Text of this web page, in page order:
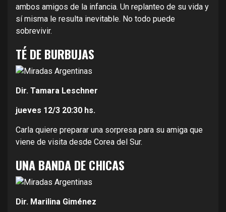
ambos amigos de la infancia. Un replanteo de su vida y
sí misma le resulta inevitable. No todo puede
sobrevivir.
TÉ DE BURBUJAS
Dir. Tamara Leschner
jueves 12/3 20:30 hs.
Carla quiere preparar una sorpresa para su amiga que
viene de visita desde Corea del Sur.
UNA BANDA DE CHICAS
Dir. Marilina Giménez